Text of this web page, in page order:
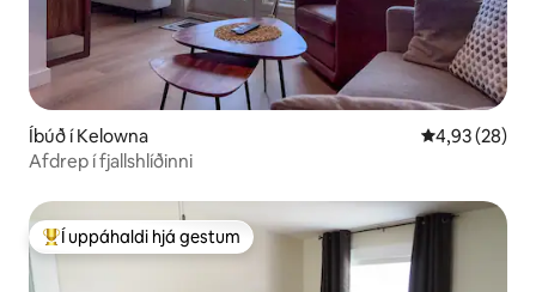
Íbúð í Kelowna 4,93 af 5 í
4,93 (28)
Afdrep í fjallshlíðinni
Í mestu uppáhaldi hjá gestum
Í uppáhaldi hjá gestum